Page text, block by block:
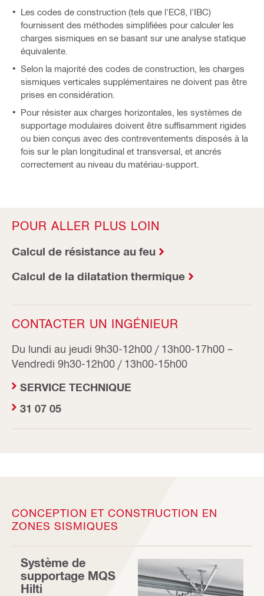
Les codes de construction (tels que l'EC8, l'IBC)
fournissent des méthodes simplifiées pour calculer les
charges sismiques en se basant sur une analyse statique
équivalente.
Selon la majorité des codes de construction, les charges
sismiques verticales supplémentaires ne doivent pas être
prises en considération.
Pour résister aux charges horizontales, les systèmes de
supportage modulaires doivent être suffisamment rigides
ou bien conçus avec des contreventements disposés à la
fois sur le plan longitudinal et transversal, et ancrés
correctement au niveau du matériau-support.
POUR ALLER PLUS LOIN
Calcul de résistance au feu
Calcul de la dilatation thermique
CONTACTER UN INGÉNIEUR
Du lundi au jeudi 9h30-12h00 / 13h00-17h00 –
Vendredi 9h30-12h00 / 13h00-15h00
SERVICE TECHNIQUE
31 07 05
CONCEPTION ET CONSTRUCTION EN
ZONES SISMIQUES
Système de
supportage MQS
Hilti